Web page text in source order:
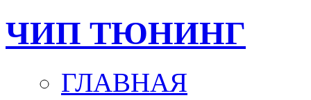
ЧИП ТЮНИНГ
ГЛАВНАЯ